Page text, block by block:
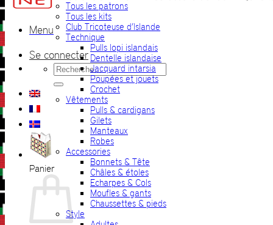
Menu
Se connecter
Recherche
pour :
Panier
Tous les patrons
Tous les kits
Club Tricoteuse d’Islande
Technique
Pulls lopi islandais
Dentelle islandaise
Jacquard intarsia
Poupées et jouets
Crochet
Vêtements
Pulls & cardigans
Gilets
Manteaux
Robes
Accessories
Bonnets & Tête
Châles & étoles
Echarpes & Cols
Moufles & gants
Chaussettes & pieds
Style